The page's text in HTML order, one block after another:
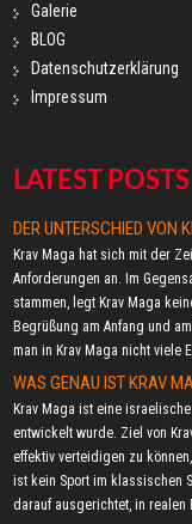
Galerie
BLOG
Datenschutzerklärung
Impressum
LATEST POSTS
DER UNTERSCHIED VON
Krav Maga hat sich mit der
Anforderungen an. Im
stammen, legt Krav Maga
Begrüßung am Anfang und
man in Krav Maga nicht viele
WAS GENAU IST KRAV
Krav Maga ist eine
entwickelt wurde. Ziel von
effektiv verteidigen zu
ist kein Sport im klassischen
darauf ausgerichtet, in realen